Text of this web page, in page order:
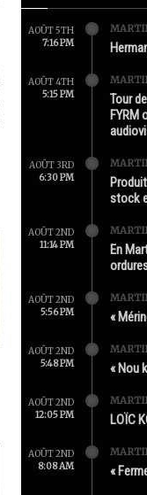
AOÛT 5TH
7:16 PM
AOÛT 4TH
5:15 PM
Tour
FYRM
AOÛT 3RD
6:30 PM
stock
AOÛT 2ND
11:14 PM
En
AOÛT 2ND
5:56 PM
«
AOÛT 2ND
5:48 PM
« Nou
AOÛT 2ND
12:05 PM
LOÏC
AOÛT 2ND
8:08 AM
«